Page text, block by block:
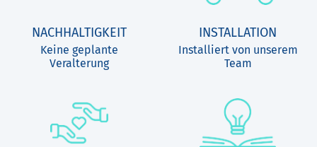
NACHHALTIGKEIT
Keine geplante
Veralterung
INSTALLATION
Installiert von unserem
Team